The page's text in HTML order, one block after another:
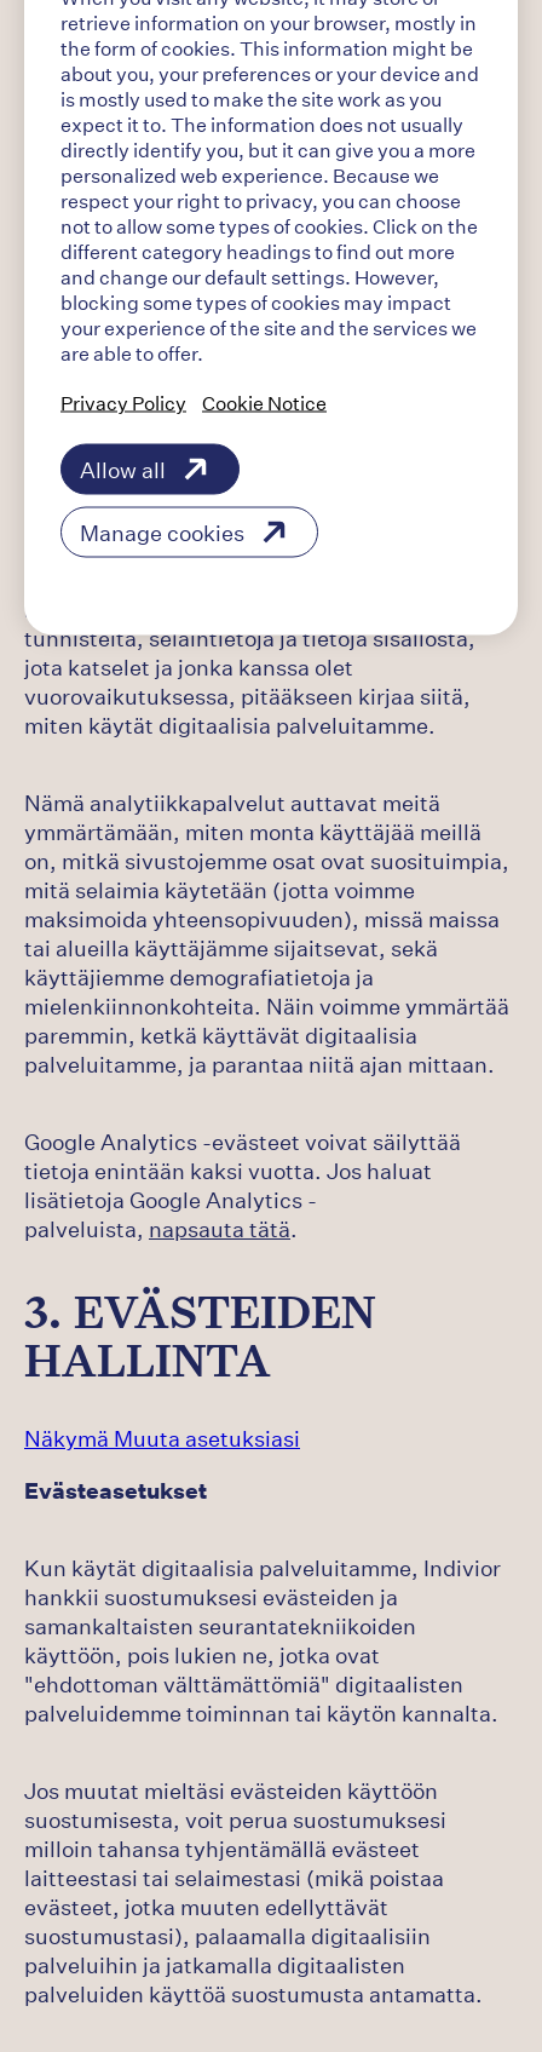
miten ihmiset käyttävät digitaalisia
palveluitamme, virheiden hallintaan ja
vianmääritykseen ja parantaaksemme
digitaalisten palveluidemme käyttökokemusta.
Digitaaliset palvelumme voivat käyttää myös
tiettyjä kolmannen osapuolen evästeitä, mikä
tarkoittaa, että näitä evästeitä tarjoavat
kolmannet osapuolet saattavat kerätä
henkilötietoja sinusta, kun käytät digitaalisia
palveluitamme.
Analyyttiset evästeet
Käytämme Google Analytics -ohjelmaa
kerätäksemme tilastotietoa siitä, miten
digitaalisia palveluitamme käytetään. Google
keräävät tietoja, kuten IP-osoitteesi tai muita
tunnisteita, selaintietoja ja tietoja sisällöstä,
jota katselet ja jonka kanssa olet
vuorovaikutuksessa, pitääkseen kirjaa siitä,
miten käytät digitaalisia palveluitamme.
Nämä analytiikkapalvelut auttavat meitä
ymmärtämään, miten monta käyttäjää meillä
on, mitkä sivustojemme osat ovat suosituimpia,
mitä selaimia käytetään (jotta voimme
maksimoida yhteensopivuuden), missä maissa
tai alueilla käyttäjämme sijaitsevat, sekä
käyttäjiemme demografiatietoja ja
mielenkiinnonkohteita. Näin voimme ymmärtää
paremmin, ketkä käyttävät digitaalisia
palveluitamme, ja parantaa niitä ajan mittaan.
Google Analytics -evästeet voivat säilyttää
tietoja enintään kaksi vuotta. Jos haluat
lisätietoja Google Analytics -
palveluista, napsauta tätä.
3. EVÄSTEIDEN
HALLINTA
Näkymä Muuta asetuksiasi
Evästeasetukset
Kun käytät digitaalisia palveluitamme, Indivior
hankkii suostumuksesi evästeiden ja
samankaltaisten seurantatekniikoiden
käyttöön, pois lukien ne, jotka ovat
"ehdottoman välttämättömiä" digitaalisten
palveluidemme toiminnan tai käytön kannalta.
Jos muutat mieltäsi evästeiden käyttöön
suostumisesta, voit perua suostumuksesi
milloin tahansa tyhjentämällä evästeet
laitteestasi tai selaimestasi (mikä poistaa
evästeet, jotka muuten edellyttävät
suostumustasi), palaamalla digitaalisiin
palveluihin ja jatkamalla digitaalisten
palveluiden käyttöä suostumusta antamatta.
retrieve information on your browser, mostly in
the form of cookies. This information might be
about you, your preferences or your device and
is mostly used to make the site work as you
expect it to. The information does not usually
directly identify you, but it can give you a more
personalized web experience. Because we
respect your right to privacy, you can choose
not to allow some types of cookies. Click on the
different category headings to find out more
and change our default settings. However,
blocking some types of cookies may impact
your experience of the site and the services we
are able to offer.
Privacy Policy
Cookie Notice
Allow all
Manage cookies